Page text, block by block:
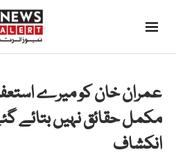
عمران خان کو میرے
مکمل حقائق نہیں بتائے
انکشاف